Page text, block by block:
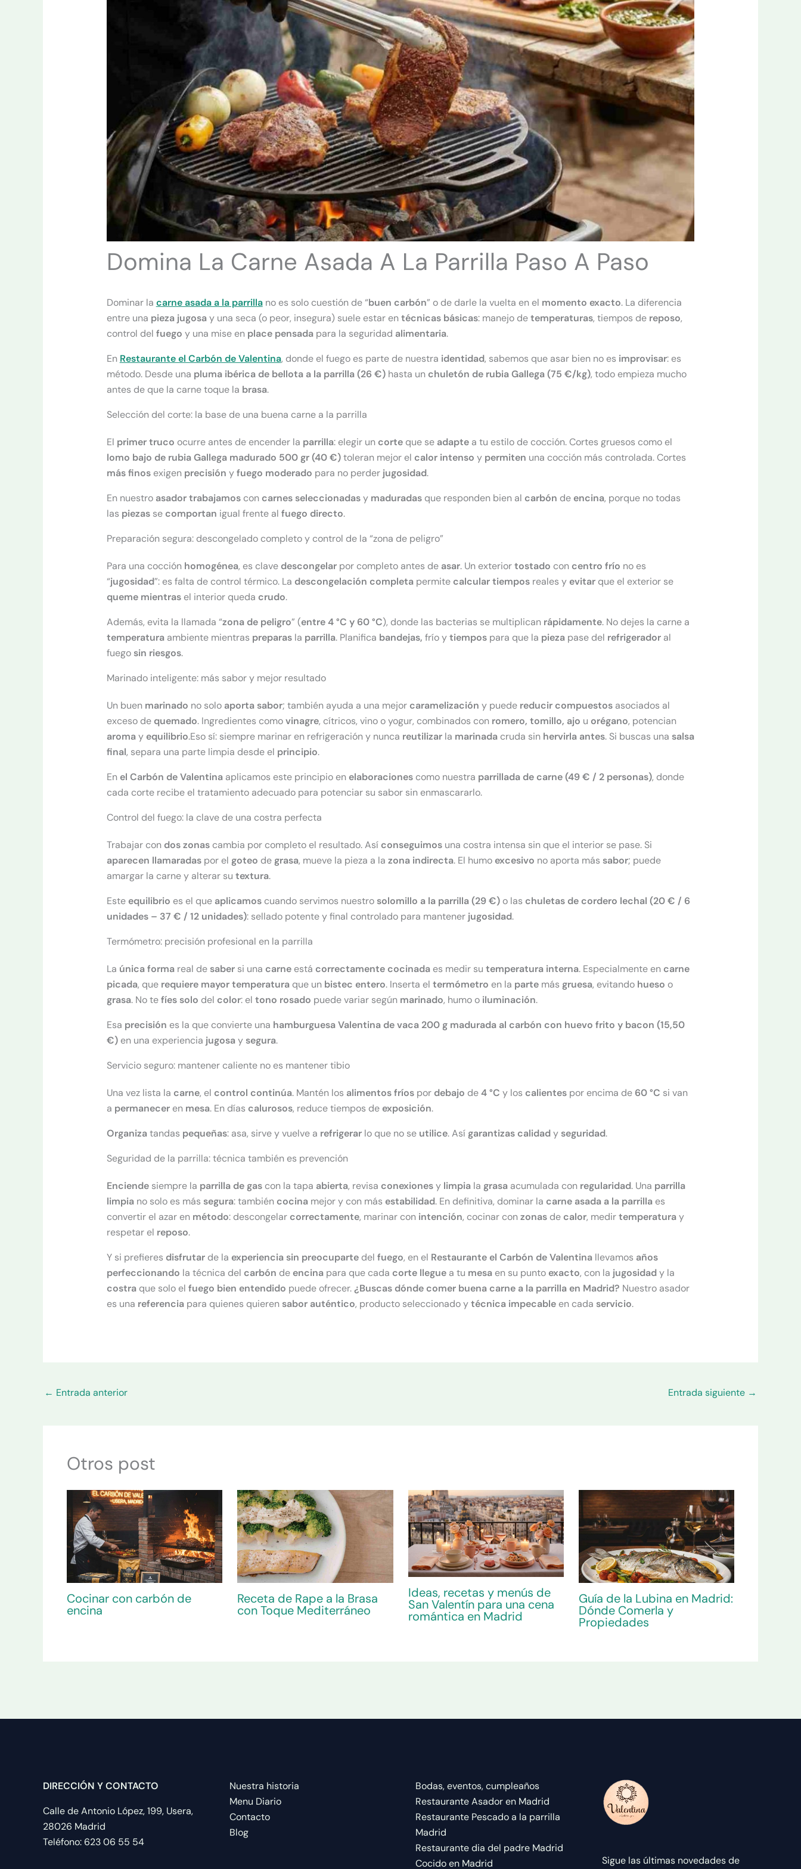
Domina La Carne Asada A La Parrilla Paso A Paso
Dominar la carne asada a la parrillano es solo cuestión de “buen carbón” o de darle la vuelta en el momento exacto. La diferencia
entre una pieza jugosay una seca (o peor, insegura) suele estar entécnicas básicas: manejo detemperaturas, tiempos de reposo,
control del fuego y una mise en place pensadapara la seguridad alimentaria.
En Restaurante el Carbón de Valentina, donde el fuego es parte de nuestra identidad, sabemos que asar bien no es improvisar: es
método. Desde una pluma ibérica de bellota a la parrilla (26 €)hasta un chuletón de rubia Gallega (75 €/kg), todo empieza mucho
antes de que la carne toque la brasa.
Selección del corte: la base de una buena carne a la parrilla
El primer truco ocurre antes de encender la parrilla: elegir un corteque se adaptea tu estilo de cocción. Cortes gruesos como el
lomo bajo de rubia Gallega madurado 500 gr (40 €)toleran mejor el calor intenso y permiten una cocción más controlada. Cortes
más finosexigen precisión yfuego moderado para no perder jugosidad.
En nuestro asador trabajamoscon carnes seleccionadasy maduradasque responden bien al carbón de encina, porque no todas
las piezasse comportan igual frente al fuego directo.
Preparación segura: descongelado completo y control de la “zona de peligro”
Para una cocción homogénea, es clave descongelarpor completo antes de asar. Un exteriortostado con centro frío no es
“jugosidad”: es falta de control térmico. La descongelación completapermite calcular tiemposreales y evitarque el exterior se
queme mientrasel interior queda crudo.
Además, evita la llamada “zona de peligro” (entre 4 °C y 60 °C), donde las bacterias se multiplican rápidamente. No dejes la carne a
temperaturaambiente mientras preparasla parrilla. Planifica bandejas, frío ytiempospara que la piezapase del refrigeradoral
fuego sin riesgos.
Marinado inteligente: más sabor y mejor resultado
Un buen marinado no solo aporta sabor; también ayuda a una mejor caramelización y puede reducir compuestosasociados al
exceso de quemado. Ingredientes comovinagre, cítricos, vino o yogur, combinados con romero, tomillo, ajo u orégano, potencian
aromay equilibrio.Eso sí: siempre marinar en refrigeración y nunca reutilizarla marinadacruda sin hervirla antes. Si buscas una salsa
final, separa una parte limpia desde el principio.
En el Carbón de Valentinaaplicamos este principio en elaboracionescomo nuestra parrillada de carne (49 € / 2 personas), donde
cada corte recibe el tratamiento adecuado para potenciar su sabor sin enmascararlo.
Control del fuego: la clave de una costra perfecta
Trabajar con dos zonascambia por completo el resultado. Así conseguimosuna costra intensa sin que el interior se pase. Si
aparecen llamaradaspor el goteo de grasa, mueve la pieza a la zona indirecta. El humo excesivo no aporta más sabor; puede
amargar la carne y alterar su textura.
Este equilibrio es el que aplicamoscuando servimos nuestro solomillo a la parrilla (29 €)o las chuletas de cordero lechal (20 € / 6
unidades – 37 € / 12 unidades): sellado potente y final controlado para mantener jugosidad.
Termómetro: precisión profesional en la parrilla
La única formareal de sabersi una carneestá correctamente cocinadaes medir su temperatura interna. Especialmente en carne
picada, que requiere mayor temperaturaque un bistec entero. Inserta el termómetro en la partemás gruesa, evitando hueso o
grasa. No tefíes solo del color: el tono rosado puede variar según marinado, humo o iluminación.
Esa precisión es la que convierte una hamburguesa Valentina de vaca 200 g madurada al carbón con huevo frito y bacon (15,50
€)en una experiencia jugosay segura.
Servicio seguro: mantener caliente no es mantener tibio
Una vez lista la carne, el control continúa. Mantén los alimentos fríospor debajo de4 °C y los calientespor encima de 60 °C si van
a permaneceren mesa. En días calurosos, reduce tiempos de exposición.
Organizatandas pequeñas: asa, sirve y vuelve a refrigerarlo que no se utilice. Así garantizas calidady seguridad.
Seguridad de la parrilla: técnica también es prevención
Enciendesiempre la parrilla de gascon la tapa abierta, revisa conexionesy limpiala grasaacumulada con regularidad. Una parrilla
limpiano solo es más segura: también cocinamejor y con más estabilidad. En definitiva, dominar la carne asada a la parrillaes
convertir el azar en método: descongelar correctamente, marinar con intención, cocinar conzonasde calor, medirtemperaturay
respetar el reposo.
Y si prefieres disfrutarde la experiencia sin preocupartedel fuego, en el Restaurante el Carbón de Valentinallevamos años
perfeccionando la técnica del carbón de encinapara que cada corte lleguea tu mesaen su punto exacto, con la jugosidady la
costraque solo el fuego bien entendido puede ofrecer.¿Buscas dónde comer buena carne a la parrilla en Madrid? Nuestro asador
es una referenciapara quienes quieren sabor auténtico, producto seleccionado ytécnica impecableen cada servicio.
← Entrada anterior Entrada siguiente →
Otros post
Cocinar con carbón de
encina
Receta de Rape a la Brasa
con Toque Mediterráneo
Ideas, recetas y menús de
San Valentín para una cena
romántica en Madrid
Guía de la Lubina en Madrid:
Dónde Comerla y
Propiedades
DIRECCIÓN Y CONTACTO
Calle de Antonio López, 199, Usera,
28026 Madrid
Teléfono: 623 06 55 54
Nuestra historia
Menu Diario
Contacto
Blog
Bodas, eventos, cumpleaños
Restaurante Asador en Madrid
Restaurante Pescado a la parrilla
Madrid
Restaurante dia del padre Madrid
Cocido en Madrid
Sigue las últimas novedades de